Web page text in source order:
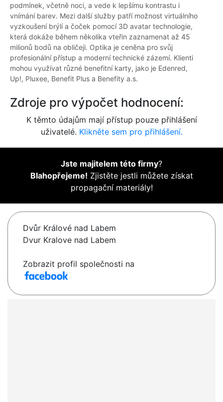
podmínek, včetně noci, a vede k lepšímu kontrastu i
vnímání barev. Mezi další služby patří možnost virtuálního
vyzkoušení brýlí a čoček pomocí 3D avatar technologie,
která dokáže během několika vteřin zaznamenat až 45
milionů bodů na obličeji. Optika je ceněna pro svůj
profesionální přístup a moderní technické zázemí. Klienti
mohou využívat různé benefitní karty, jako je Edenred,
Up!, Pluxee, Benefit Plus a Benefity a.s.
Zdroje pro výpočet hodnocení:
K těmto údajům mají přístup pouze přihlášení
uživatelé. Klikněte sem pro přihlášení.
Jste majitelem této firmy?
Blahopřejeme! Zjistěte jestli můžete získat
propagační materiály!
Dvůr Králové nad Labem
Dvur Kralove nad Labem
Zobrazit profil společnosti na